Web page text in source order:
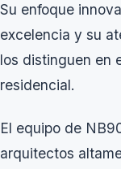
Su enfoque
excelencia y su
los distinguen en
residencial.
El equipo de
arquitectos